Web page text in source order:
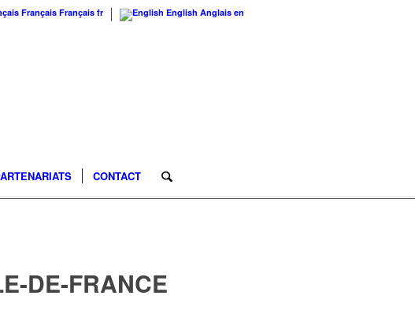
Français Français fr English Anglais en
CONTACT
DE-FRANCE